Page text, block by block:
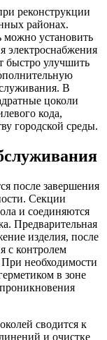
реконструкции
районах.
можно установить
электроснабжения
быстро улучшить
В
цоколи
кода,
городской среды.
после завершения
Секции
и соединяются
Предварительная
изделия, после
с контролем
необходимости
в зоне
сводится к
и очистке